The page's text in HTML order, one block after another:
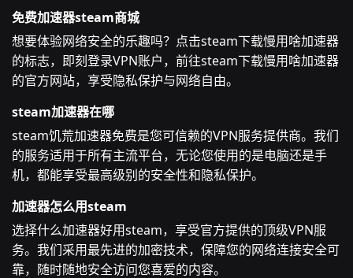
免费加速器steam商城
想要体验网络安全的乐趣吗？点击steam下载慢用啥加速器
的标志，即刻登录VPN账户，前往steam下载慢用啥加速器
的官方网站，享受隐私保护与网络自由。
steam加速器在哪
steam饥荒加速器免费是您可信赖的VPN服务提供商。我们
的服务适用于所有主流平台，无论您使用的是电脑还是手
机，都能享受最高级别的安全性和隐私保护。
加速器怎么用steam
选择什么加速器好用steam，享受官方提供的顶级VPN服
务。我们采用最先进的加密技术，保障您的网络连接安全可
靠，随时随地安全访问您喜爱的内容。